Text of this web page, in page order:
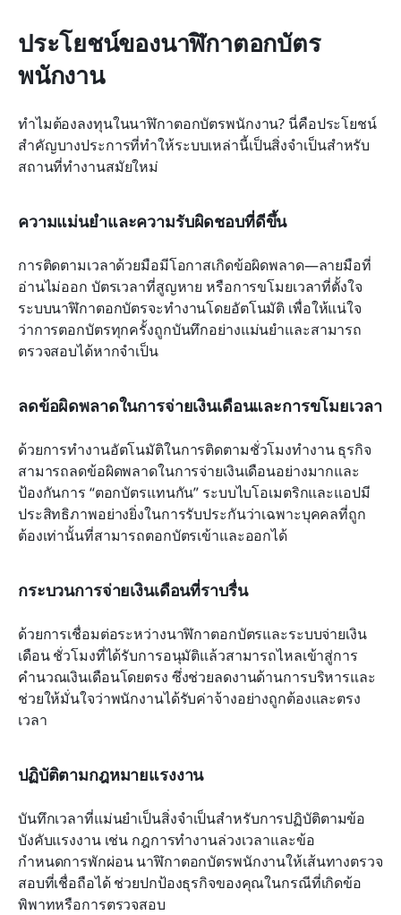
ประโยชน์ของนาฬิกาตอกบัตร
พนักงาน
ทำไมต้องลงทุนในนาฬิกาตอกบัตรพนักงาน? นี่คือประโยชน์
สำคัญบางประการที่ทำให้ระบบเหล่านี้เป็นสิ่งจำเป็นสำหรับ
สถานที่ทำงานสมัยใหม่
ความแม่นยำและความรับผิดชอบที่ดีขึ้น
การติดตามเวลาด้วยมือมีโอกาสเกิดข้อผิดพลาด—ลายมือที่
อ่านไม่ออก บัตรเวลาที่สูญหาย หรือการขโมยเวลาที่ตั้งใจ
ระบบนาฬิกาตอกบัตรจะทำงานโดยอัตโนมัติ เพื่อให้แน่ใจ
ว่าการตอกบัตรทุกครั้งถูกบันทึกอย่างแม่นยำและสามารถ
ตรวจสอบได้หากจำเป็น
ลดข้อผิดพลาดในการจ่ายเงินเดือนและการขโมยเวลา
ด้วยการทำงานอัตโนมัติในการติดตามชั่วโมงทำงาน ธุรกิจ
สามารถลดข้อผิดพลาดในการจ่ายเงินเดือนอย่างมากและ
ป้องกันการ “ตอกบัตรแทนกัน” ระบบไบโอเมตริกและแอปมี
ประสิทธิภาพอย่างยิ่งในการรับประกันว่าเฉพาะบุคคลที่ถูก
ต้องเท่านั้นที่สามารถตอกบัตรเข้าและออกได้
กระบวนการจ่ายเงินเดือนที่ราบรื่น
ด้วยการเชื่อมต่อระหว่างนาฬิกาตอกบัตรและระบบจ่ายเงิน
เดือน ชั่วโมงที่ได้รับการอนุมัติแล้วสามารถไหลเข้าสู่การ
คำนวณเงินเดือนโดยตรง ซึ่งช่วยลดงานด้านการบริหารและ
ช่วยให้มั่นใจว่าพนักงานได้รับค่าจ้างอย่างถูกต้องและตรง
เวลา
ปฏิบัติตามกฎหมายแรงงาน
บันทึกเวลาที่แม่นยำเป็นสิ่งจำเป็นสำหรับการปฏิบัติตามข้อ
บังคับแรงงาน เช่น กฎการทำงานล่วงเวลาและข้อ
กำหนดการพักผ่อน นาฬิกาตอกบัตรพนักงานให้เส้นทางตรวจ
สอบที่เชื่อถือได้ ช่วยปกป้องธุรกิจของคุณในกรณีที่เกิดข้อ
พิพาทหรือการตรวจสอบ